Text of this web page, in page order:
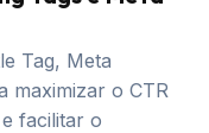
Tag, Meta
maximizar o CTR
facilitar o